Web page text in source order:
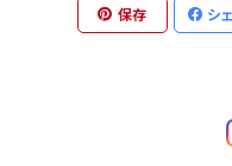
保存 シ